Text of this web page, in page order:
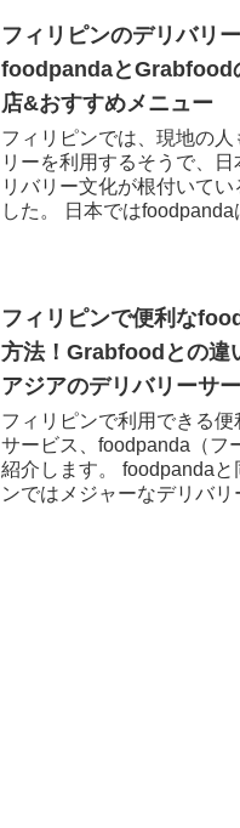
フィリピンのデリバリ
foodpandaとGrabfood
店&おすすめメニュー
フィリピンでは、現地の
リーを利用するそうで、
リバリー文化が根付いてい
した。 日本では
ている最中ですが、（
フィリピンで便利な
方法！Grabfoodとの違
アジアのデリバリーサー
フィリピンで利用できる便
サービス、foodpanda（フ
紹介します。 foodpanda
ンではメジャーなデリバ